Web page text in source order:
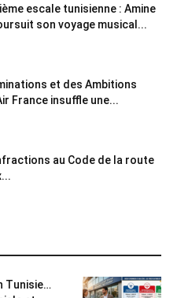
escale tunisienne : Amine
son voyage musical...
et des Ambitions
France insuffle une...
au Code de la route
Tunisie…